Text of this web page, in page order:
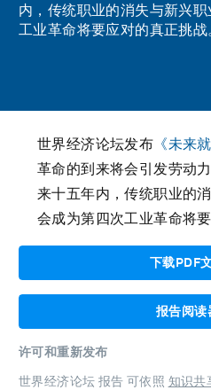
内，传统职业的消失与新兴
工业革命将要应对的真正挑战
世界经济论坛发布 《未来
革命的到来将会引发劳动
来十五年内，传统职业的
会成为第四次工业革命将
下载PDF
报告阅读
许可和重新发布
世界经济论坛 报告 可依照 知识共